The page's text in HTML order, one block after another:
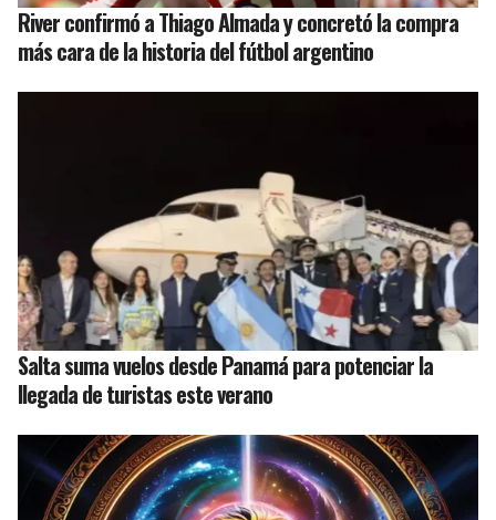
River confirmó a Thiago Almada y concretó la compra
más cara de la historia del fútbol argentino
Salta suma vuelos desde Panamá para potenciar la
llegada de turistas este verano